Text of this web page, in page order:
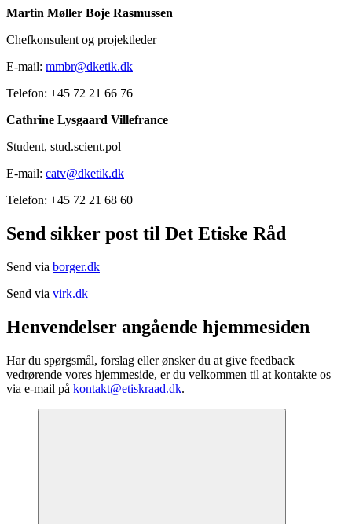
Martin Møller Boje Rasmussen
Chefkonsulent og projektleder
E-mail: mmbr@dketik.dk
Telefon: +45 72 21 66 76
Cathrine Lysgaard Villefrance
Student, stud.scient.pol
E-mail: catv@dketik.dk
Telefon: +45 72 21 68 60
Send sikker post til Det Etiske Råd
Send via borger.dk
Send via virk.dk
Henvendelser angående hjemmesiden
Har du spørgsmål, forslag eller ønsker du at give feedback
vedrørende vores hjemmeside, er du velkommen til at kontakte os
via e-mail på kontakt@etiskraad.dk.